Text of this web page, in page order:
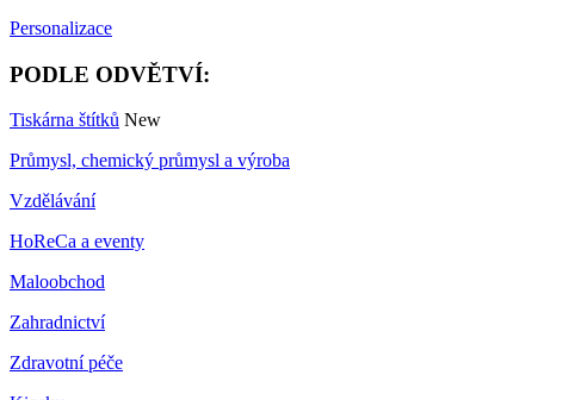
Personalizace
PODLE ODVĚTVÍ:
Tiskárna štítků New
Průmysl, chemický průmysl a výroba
Vzdělávání
HoReCa a eventy
Maloobchod
Zahradnictví
Zdravotní péče